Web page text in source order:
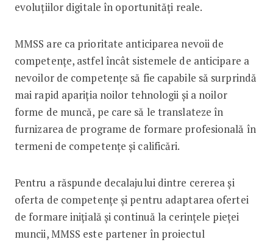
evoluțiilor digitale în oportunități reale.
MMSS are ca prioritate anticiparea nevoii de
competențe, astfel încât sistemele de anticipare a
nevoilor de competențe să fie capabile să surprindă
mai rapid apariția noilor tehnologii și a noilor
forme de muncă, pe care să le translateze în
furnizarea de programe de formare profesională în
termeni de competențe și calificări.
Pentru a răspunde decalajului dintre cererea și
oferta de competențe și pentru adaptarea ofertei
de formare inițială și continuă la cerințele pieței
muncii, MMSS este partener în proiectul